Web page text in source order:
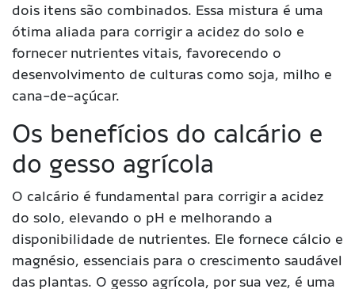
dois itens são combinados. Essa mistura é uma
ótima aliada para corrigir a acidez do solo e
fornecer nutrientes vitais, favorecendo o
desenvolvimento de culturas como soja, milho e
cana-de-açúcar.
Os benefícios do calcário e
do gesso agrícola
O calcário é fundamental para corrigir a acidez
do solo, elevando o pH e melhorando a
disponibilidade de nutrientes. Ele fornece cálcio e
magnésio, essenciais para o crescimento saudável
das plantas. O gesso agrícola, por sua vez, é uma